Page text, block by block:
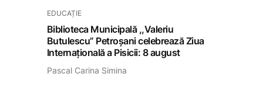
EDUCAȚIE
Biblioteca Municipală ,,Valeriu
Butulescu” Petroșani celebrează Ziua
Internațională a Pisicii: 8 august
Pascal Carina Simina